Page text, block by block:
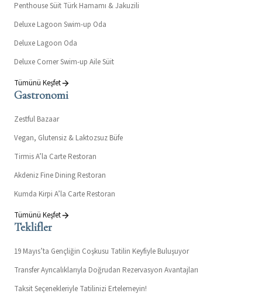
Penthouse Süit Türk Hamamı & Jakuzili
Deluxe Lagoon Swim-up Oda
Deluxe Lagoon Oda
Deluxe Corner Swim-up Aile Süit
Tümünü Keşfet
Gastronomi
Zestful Bazaar
Vegan, Glutensiz & Laktozsuz Büfe
Tirmis A’la Carte Restoran
Akdeniz Fine Dining Restoran
Kumda Kirpi A’la Carte Restoran
Tümünü Keşfet
Teklifler
19 Mayıs’ta Gençliğin Coşkusu Tatilin Keyfiyle Buluşuyor
Transfer Ayrıcalıklarıyla Doğrudan Rezervasyon Avantajları
Taksit Seçenekleriyle Tatilinizi Ertelemeyin!